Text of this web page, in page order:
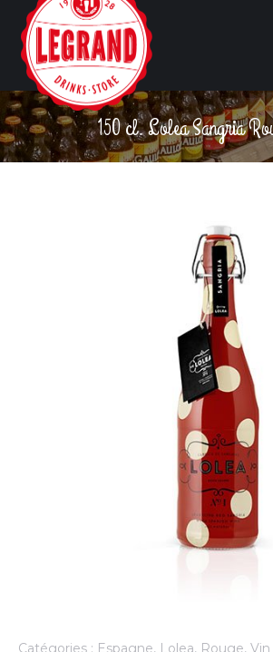
150 cl. Lolea Sangria
Vous
Catégories : Espagne, Lolea, Rouge, Vin